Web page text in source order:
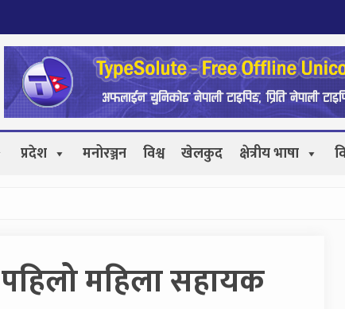
प्रदेश मनोरञ्जन विश्व खेलकुद क्षेत्रीय भाषा
महिला सहायक